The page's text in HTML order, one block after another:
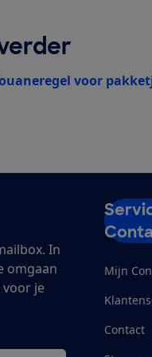
voor
In
omgaan
voor je
Mijn
Contact